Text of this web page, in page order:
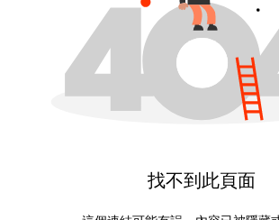
找不到此頁面